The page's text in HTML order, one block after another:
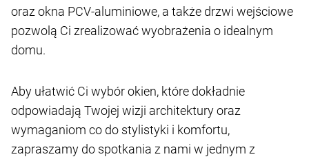
oraz okna PCV-aluminiowe, a także drzwi wejściowe
pozwolą Ci zrealizować wyobrażenia o idealnym
domu.
Aby ułatwić Ci wybór okien, które dokładnie
odpowiadają Twojej wizji architektury oraz
wymaganiom co do stylistyki i komfortu,
zapraszamy do spotkania z nami w jednym z